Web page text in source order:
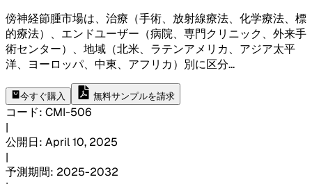
傍神経節腫市場は、治療（手術、放射線療法、化学療法、標
的療法）、エンドユーザー（病院、専門クリニック、外来手
術センター）、地域（北米、ラテンアメリカ、アジア太平
洋、ヨーロッパ、中東、アフリカ）別に区分...
今すぐ購入 無料サンプルを請求
コード: CMI-506
|
公開日: April 10, 2025
|
予測期間: 2025-2032